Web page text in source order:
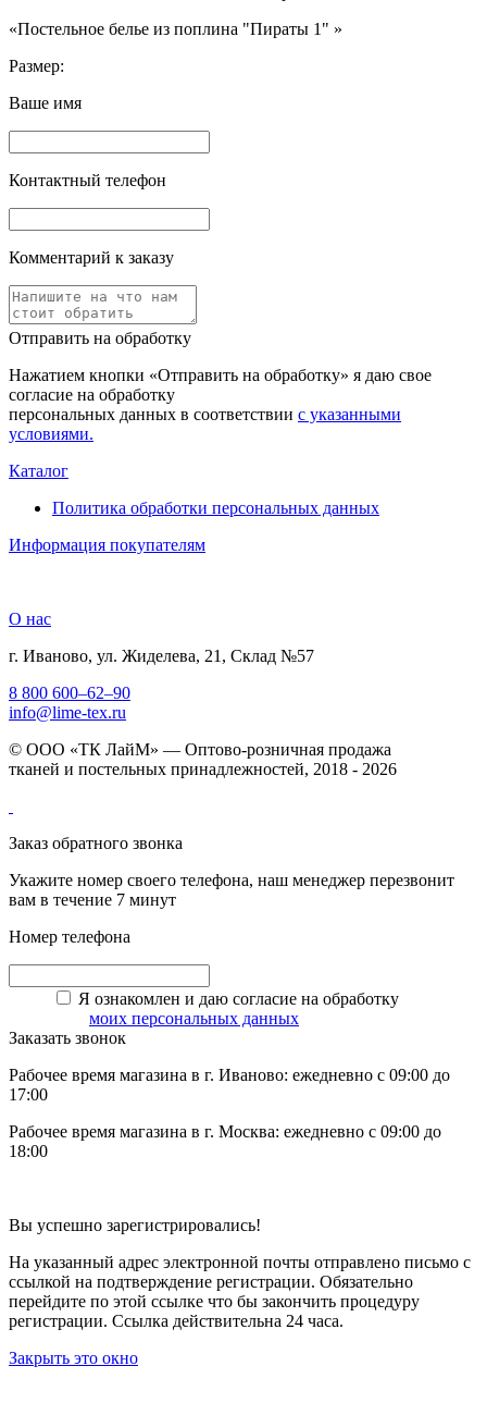
«Постельное белье из поплина "Пираты 1" »
Размер:
Ваше имя
Контактный телефон
Комментарий к заказу
Отправить на обработку
Нажатием кнопки «Отправить на обработку» я даю свое
согласие на обработку
персональных данных в соответствии с указанными
условиями.
Каталог
Политика обработки персональных данных
Информация покупателям
О нас
г. Иваново, ул. Жиделева, 21, Склад №57
8 800 600–62–90
info@lime-tex.ru
© ООО «ТК ЛайМ» — Оптово-розничная продажа
тканей и постельных принадлежностей, 2018 - 2026
Заказ обратного звонка
Укажите номер своего телефона, наш менеджер перезвонит
вам в течение 7 минут
Номер телефона
Я ознакомлен и даю согласие на обработку
моих персональных данных
Заказать звонок
Рабочее время магазина в г. Иваново: ежедневно с 09:00 до
17:00
Рабочее время магазина в г. Москва: ежедневно с 09:00 до
18:00
Вы успешно зарегистрировались!
На указанный адрес электронной почты отправлено письмо с
ссылкой на подтверждение регистрации. Обязательно
перейдите по этой ссылке что бы закончить процедуру
регистрации. Ссылка действительна 24 часа.
Закрыть это окно